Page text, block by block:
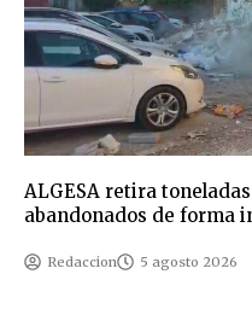
ALGESA retira
abandonados de forma
Redaccion 5 agosto 2026